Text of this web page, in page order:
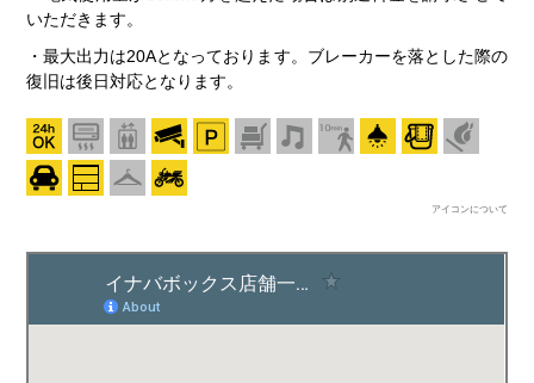
いただきます。
・最大出力は20Aとなっております。ブレーカーを落とした際の
復旧は後日対応となります。
アイコンについて